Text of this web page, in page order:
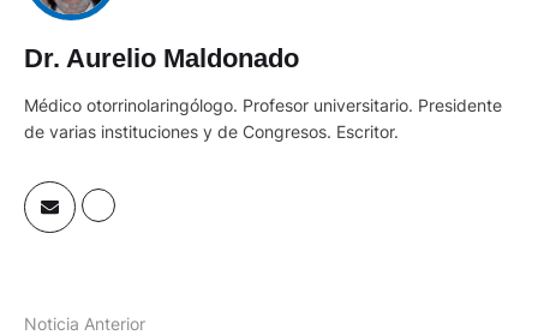
Dr. Aurelio Maldonado
Médico otorrinolaringólogo. Profesor universitario. Presidente
de varias instituciones y de Congresos. Escritor.
Noticia Anterior